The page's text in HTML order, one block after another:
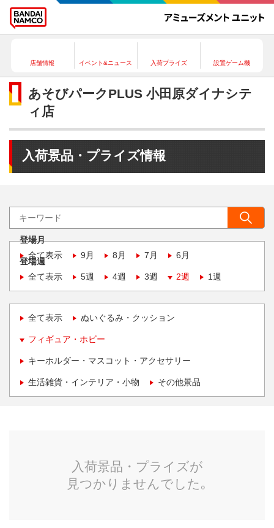
店舗情報 イベント&ニュース 入荷プライズ 設置ゲーム機
あそびパークPLUS 小田原ダイナシテ
ィ店
入荷景品・プライズ情報
登場月
全て表示
9月 8月 7月 6月
登場週
全て表示
5週 4週 3週 2週 1週
全て表示 ぬいぐるみ・クッション
フィギュア・ホビー
キーホルダー・マスコット・アクセサリー
生活雑貨・インテリア・小物 その他景品